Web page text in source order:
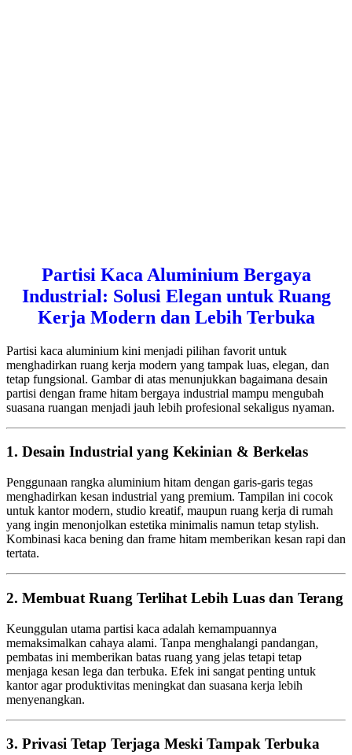
Partisi Kaca Aluminium Bergaya
Industrial: Solusi Elegan untuk Ruang
Kerja Modern dan Lebih Terbuka
Partisi kaca aluminium kini menjadi pilihan favorit untuk
menghadirkan ruang kerja modern yang tampak luas, elegan, dan
tetap fungsional. Gambar di atas menunjukkan bagaimana desain
partisi dengan frame hitam bergaya industrial mampu mengubah
suasana ruangan menjadi jauh lebih profesional sekaligus nyaman.
1. Desain Industrial yang Kekinian & Berkelas
Penggunaan rangka aluminium hitam dengan garis-garis tegas
menghadirkan kesan industrial yang premium. Tampilan ini cocok
untuk kantor modern, studio kreatif, maupun ruang kerja di rumah
yang ingin menonjolkan estetika minimalis namun tetap stylish.
Kombinasi kaca bening dan frame hitam memberikan kesan rapi dan
tertata.
2. Membuat Ruang Terlihat Lebih Luas dan Terang
Keunggulan utama partisi kaca adalah kemampuannya
memaksimalkan cahaya alami. Tanpa menghalangi pandangan,
pembatas ini memberikan batas ruang yang jelas tetapi tetap
menjaga kesan lega dan terbuka. Efek ini sangat penting untuk
kantor agar produktivitas meningkat dan suasana kerja lebih
menyenangkan.
3. Privasi Tetap Terjaga Meski Tampak Terbuka